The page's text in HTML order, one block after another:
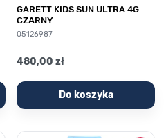
GARETT KIDS SUN ULTRA 4G
CZARNY
05126987
480,00 zł
Do koszyka